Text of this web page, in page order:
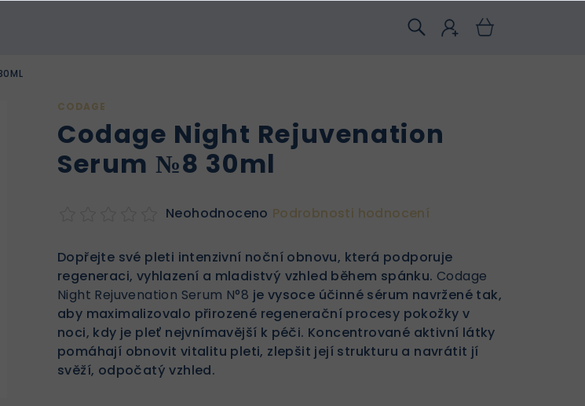
CODAGE
Codage Night Rejuvenation
Serum №8 30ml
Neohodnoceno Podrobnosti hodnocení
Dopřejte své pleti intenzivní noční obnovu, která podporuje
regeneraci, vyhlazení a mladistvý vzhled během spánku. Codage
Night Rejuvenation Serum N°8 je vysoce účinné sérum navržené tak,
aby maximalizovalo přirozené regenerační procesy pokožky v
noci, kdy je pleť nejvnímavější k péči. Koncentrované aktivní látky
pomáhají obnovit vitalitu pleti, zlepšit její strukturu a navrátit jí
svěží, odpočatý vzhled.